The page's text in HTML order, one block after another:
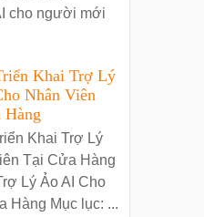
cho người mới
Khai Trợ Lý
Nhân Viên
Hàng
Khai Trợ Lý
Tại Cửa Hàng
Lý Ảo AI Cho
Hàng Mục lục: ...